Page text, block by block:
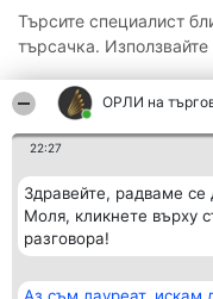
ОРЛИ на
22:27
Здравейте, радваме
Моля, кликнете върху
разговора!
Търсите специалист
търсачка.